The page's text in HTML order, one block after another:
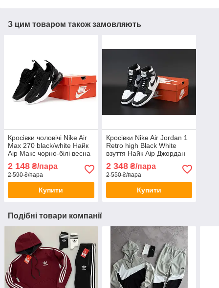
З цим товаром також замовляють
Кросівки чоловічі Nike Air
Max 270 black/white Найк
Аір Макс чорно-білі весна
2 148 ₴/пара
2 590 ₴/пара
Купити
Кросівки Nike Air Jordan 1
Retro high Black White
взуття Найк Аір Джордан
чоловічі підліткові
2 348₴/пара
2 550 ₴/пара
Купити
Подібні товари компанії